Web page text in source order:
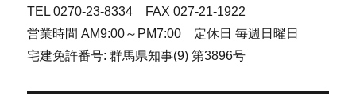
TEL 0270-23-8334 FAX 027-21-1922
営業時間 AM9:00～PM7:00 定休日 毎週日曜日
宅建免許番号: 群馬県知事(9) 第3896号